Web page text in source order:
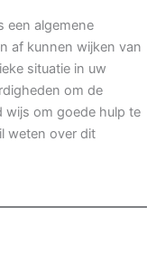
een algemene
af kunnen wijken van
situatie in uw
om de
wijs om goede hulp te
weten over dit